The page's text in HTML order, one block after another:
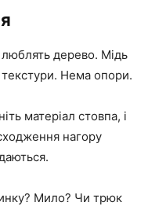
люблять дерево. Мідь
Нема опори.
матеріал стовпа, і
нагору
Мило? Чи трюк